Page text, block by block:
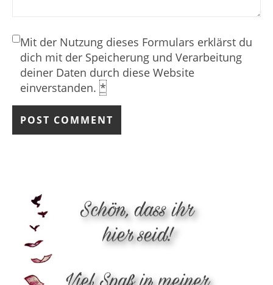
Mit der Nutzung dieses Formulars erklärst du
dich mit der Speicherung und Verarbeitung
deiner Daten durch diese Website
einverstanden. *